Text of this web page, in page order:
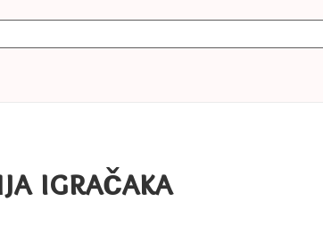
igračaka